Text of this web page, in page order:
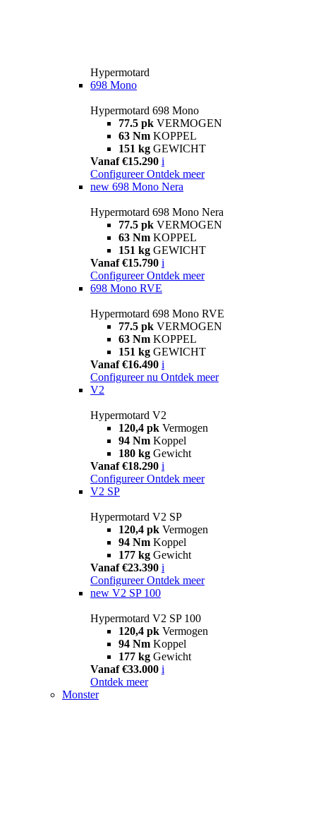
Hypermotard
698 Mono
Hypermotard 698 Mono
77.5 pk VERMOGEN
63 Nm KOPPEL
151 kg GEWICHT
Vanaf €15.290 i
Configureer Ontdek meer
new 698 Mono Nera
Hypermotard 698 Mono Nera
77.5 pk VERMOGEN
63 Nm KOPPEL
151 kg GEWICHT
Vanaf €15.790 i
Configureer Ontdek meer
698 Mono RVE
Hypermotard 698 Mono RVE
77.5 pk VERMOGEN
63 Nm KOPPEL
151 kg GEWICHT
Vanaf €16.490 i
Configureer nu Ontdek meer
V2
Hypermotard V2
120,4 pk Vermogen
94 Nm Koppel
180 kg Gewicht
Vanaf €18.290 i
Configureer Ontdek meer
V2 SP
Hypermotard V2 SP
120,4 pk Vermogen
94 Nm Koppel
177 kg Gewicht
Vanaf €23.390 i
Configureer Ontdek meer
new V2 SP 100
Hypermotard V2 SP 100
120,4 pk Vermogen
94 Nm Koppel
177 kg Gewicht
Vanaf €33.000 i
Ontdek meer
Monster